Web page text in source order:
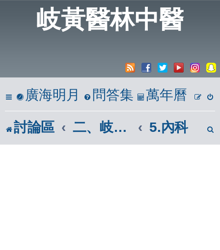
岐黃醫林中醫
廣海明月 問答集 萬年曆
討論區 二、岐黃懸壺居 5.內科